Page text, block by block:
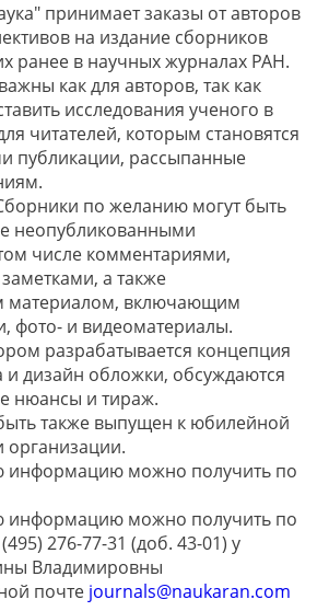
принимает заказы от авторов
на издание сборников
ранее в научных журналах РАН.
как для авторов, так как
исследования ученого в
читателей, которым становятся
публикации, рассыпанные
по желанию могут быть
неопубликованными
числе комментариями,
а также
материалом, включающим
фото- и видеоматериалы.
разрабатывается концепция
и дизайн обложки, обсуждаются
нюансы и тираж.
также выпущен к юбилейной
организации.
информацию можно получить по
информацию можно получить по
276-77-31 (доб. 43-01) у
Владимировны
почте journals@naukaran.com